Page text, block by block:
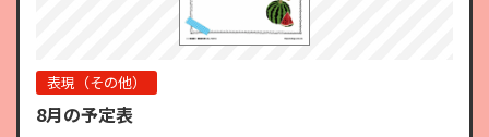
表現（その他）
8月の予定表